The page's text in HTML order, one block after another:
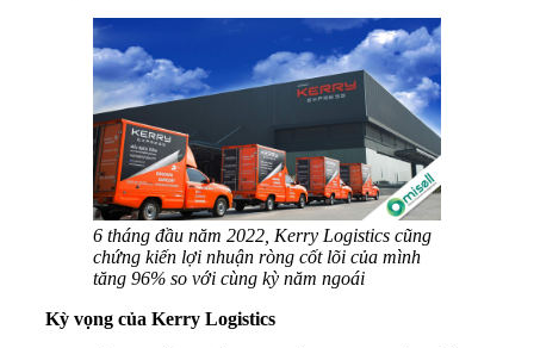
6 tháng đầu năm 2022, Kerry Logistics cũng
chứng kiến lợi nhuận ròng cốt lõi của mình
tăng 96% so với cùng kỳ năm ngoái
Kỳ vọng của Kerry Logistics